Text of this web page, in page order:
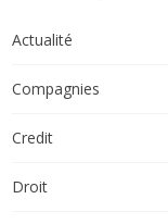
Actualité
Compagnies
Credit
Droit